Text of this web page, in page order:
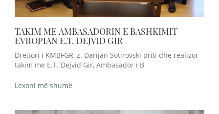
TAKIM ME AMBASADORIN E BASHKIMIT
EVROPIAN E.T. DEJVID GIR
Drejtori i KMBFGR, z. Darijan Sotirovski priti dhe realizoi
takim me E.T. Dejvid Gir, Ambasador i B
Lexoni më shumë